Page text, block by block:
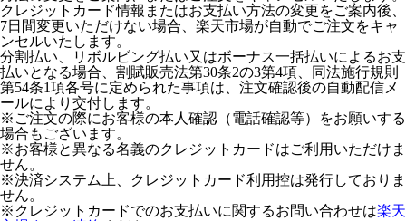
クレジットカード情報またはお支払い方法の変更をご案内後、
7日間変更いただけない場合、楽天市場が自動でご注文をキャ
ンセルいたします。
分割払い、リボルビング払い又はボーナス一括払いによるお支
払いとなる場合、割賦販売法第30条2の3第4項、同法施行規則
第54条1項各号に定められた事項は、注文確認後の自動配信メ
ールにより交付します。
※ご注文の際にお客様の本人確認（電話確認等）をお願いする
場合もございます。
※お客様と異なる名義のクレジットカードはご利用いただけま
せん。
※決済システム上、クレジットカード利用控は発行しておりま
せん。
※クレジットカードでのお支払いに関するお問い合わせは楽天